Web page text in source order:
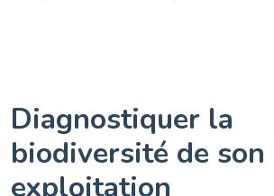
Diagnostiquer la
biodiversité de son
exploitation